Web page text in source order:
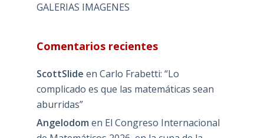
GALERIAS IMAGENES
Comentarios recientes
ScottSlide en Carlo Frabetti: “Lo
complicado es que las matemáticas sean
aburridas”
Angelodom en El Congreso Internacional